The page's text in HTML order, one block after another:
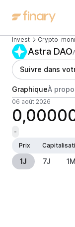
Invest Crypto-
Astra DAO
Suivre dans
GraphiqueÀ
06 août 2026
-
Prix
1J 7J 1M